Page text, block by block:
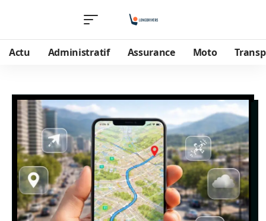
Actu Administratif Assurance Moto